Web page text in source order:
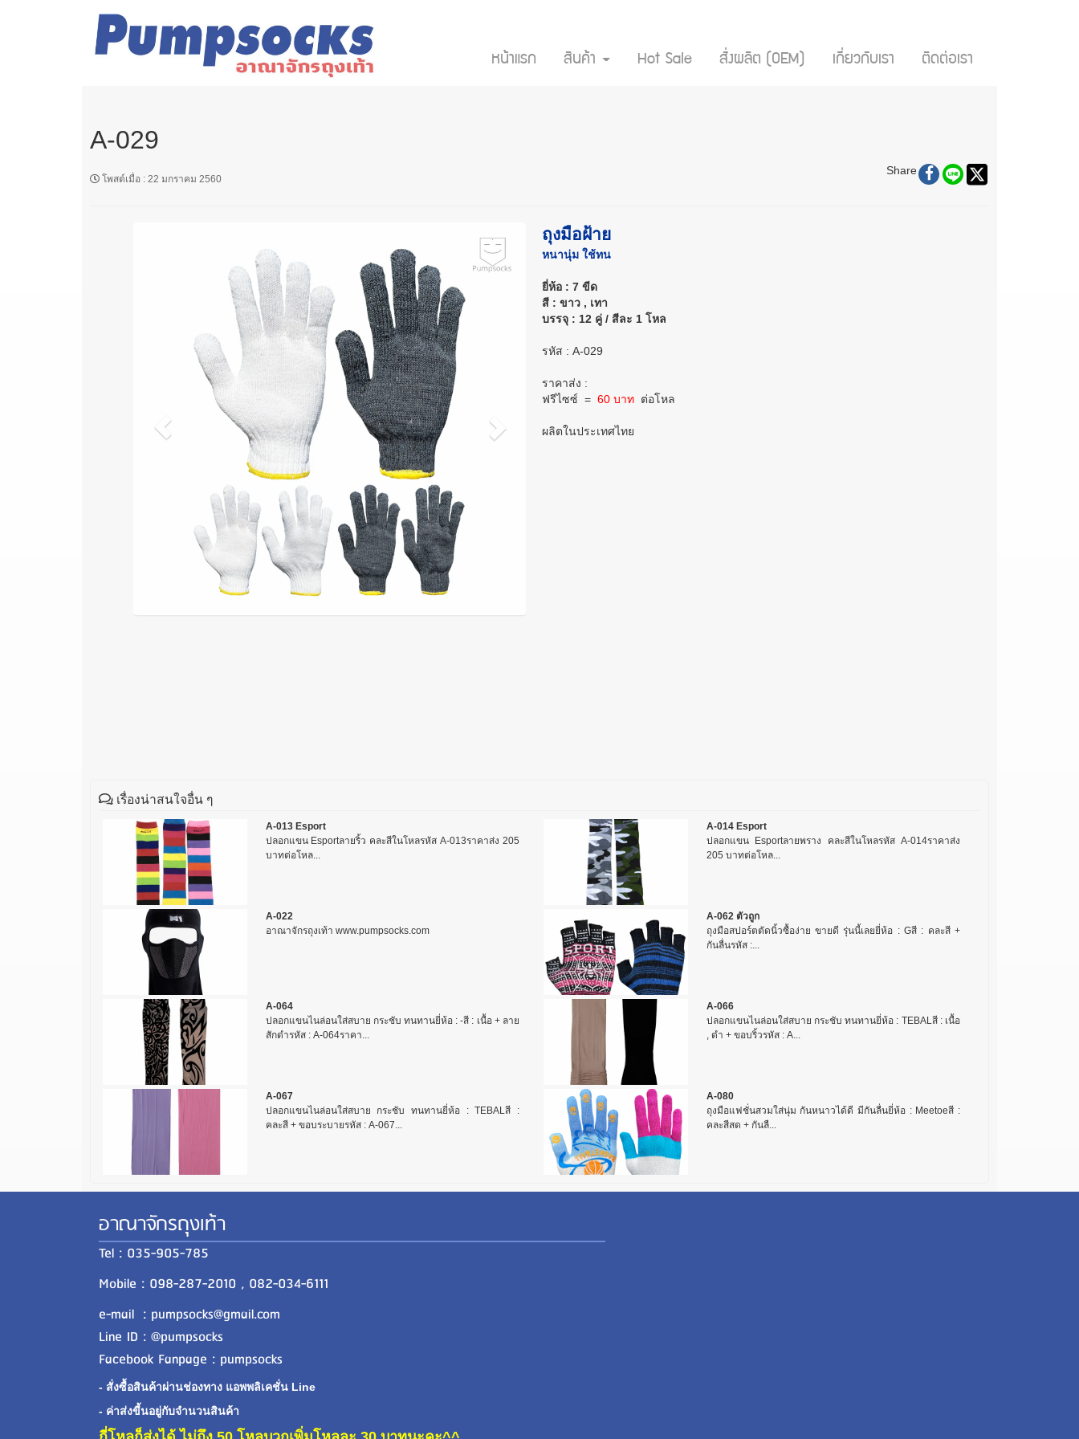
หน้าแรก สินค้า Hot Sale สั่งผลิต (OEM) เกี่ยวกับเรา ติดต่อเรา
A-029
โพสต์เมื่อ : 22 มกราคม 2560
Share
ถุงมือฝ้าย
หนานุ่ม ใช้ทน
ยี่ห้อ : 7 ขีด
สี : ขาว , เทา
บรรจุ : 12 คู่ / สีละ 1 โหล
รหัส : A-029
ราคาส่ง :
ฟรีไซซ์ = 60 บาท ต่อโหล
ผลิตในประเทศไทย
เรื่องน่าสนใจอื่น ๆ
A-013 Esport
ปลอกแขน Esportลายริ้ว คละสีในโหลรหัส A-013ราคาส่ง 205
บาทต่อโหล...
A-014 Esport
ปลอกแขน Esportลายพราง คละสีในโหลรหัส A-014ราคาส่ง
205 บาทต่อโหล...
A-022
อาณาจักรถุงเท้า www.pumpsocks.com
A-062 ตัวถูก
ถุงมือสปอร์ตตัดนิ้วซื้อง่าย ขายดี รุ่นนี้เลยยี่ห้อ : Gสี : คละสี +
กันลื่นรหัส :...
A-064
ปลอกแขนไนล่อนใส่สบาย กระชับ ทนทานยี่ห้อ : -สี : เนื้อ + ลาย
สักดำรหัส : A-064ราคา...
A-066
ปลอกแขนไนล่อนใส่สบาย กระชับ ทนทานยี่ห้อ : TEBALสี : เนื้อ
, ดำ + ขอบริ้วรหัส : A...
A-067
ปลอกแขนไนล่อนใส่สบาย กระชับ ทนทานยี่ห้อ : TEBALสี :
คละสี + ขอบระบายรหัส : A-067...
A-080
ถุงมือแฟชั่นสวมใส่นุ่ม กันหนาวได้ดี มีกันลื่นยี่ห้อ : Meetoeสี :
คละสีสด + กันลื...
อาณาจักรถุงเท้า
Tel : 035-905-785
Mobile : 098-287-2010 , 082-034-6111
e-mail : pumpsocks@gmail.com
Line ID : @pumpsocks
Facebook Fanpage : pumpsocks
- สั่งซื้อสินค้าผ่านช่องทาง แอพพลิเคชั่น Line
- ค่าส่งขี้นอยู่กับจำนวนสินค้า